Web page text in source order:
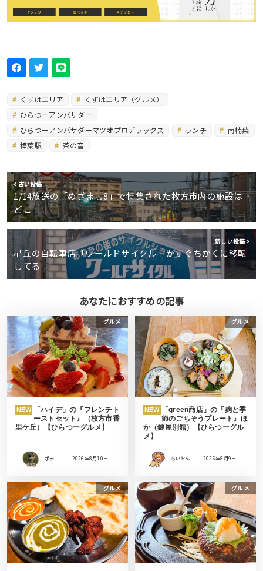
くずはエリア
くずはエリア（グルメ）
ひらつーアンバサダー
ひらつーアンバサダーマツオプロデラックス
ランチ
南楠葉
樟葉駅
茶の音
古い投稿
1/14放送の「めざまし8」で特集された枚方市内の施設は
どこ…
新しい投稿
星丘の自転車店「ワールドサイクル」がすぐちかくに移転
してる
あなたにおすすめの記事
グルメ
NEW
「ハイデ」の『フレンチト
ーストセット』（枚方市香
里ケ丘）【ひらつーグルメ】
ポテコ 2026年8月10日
グルメ
NEW
「green商店」の『麹と季
節のごちそうプレート』ほ
か（鍵屋別館）【ひらつーグル
メ】
らいおん 2026年8月9日
グルメ グルメ